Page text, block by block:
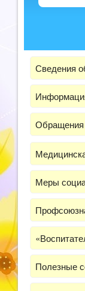
Сведения
Обращения
Меры
Полезные